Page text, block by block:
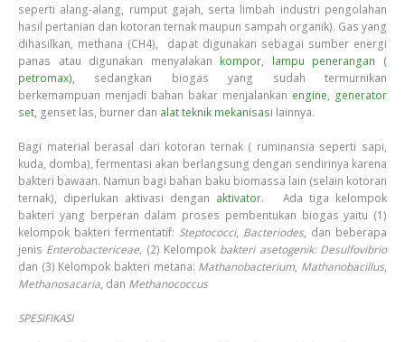
seperti alang-alang, rumput gajah, serta limbah industri pengolahan
hasil pertanian dan kotoran ternak maupun sampah organik). Gas yang
dihasilkan, methana (CH4), dapat digunakan sebagai sumber energi
panas atau digunakan menyalakan kompor
lampu penerangan (
petromax),
sedangkan biogas yang sudah termurnikan
berkemampuan menjadi bahan bakar menjalankan engine
generator
set, genset las, burner dan alat teknik mekanisasi lainnya.
Bagi material berasal dari kotoran ternak ( ruminansia seperti sapi,
kuda, domba), fermentasi akan berlangsung dengan sendirinya karena
bakteri bawaan. Namun bagi bahan baku biomassa lain (selain kotoran
ternak), diperlukan aktivasi dengan aktivator. Ada tiga kelompok
bakteri yang berperan dalam proses pembentukan biogas yaitu (1)
kelompok bakteri fermentatif: Steptococci, Bacteriodes , dan beberapa
jenis Enterobactericeae, (2) Kelompok bakteri asetogenik: Desulfovibrio
dan (3) Kelompok bakteri metana: Mathanobacterium Mathanobacillus
Methanosacaria , dan Methanococcus
SPESIFIKASI